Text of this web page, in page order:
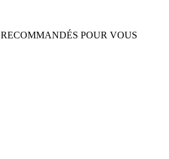
RECOMMANDÉS POUR VOUS